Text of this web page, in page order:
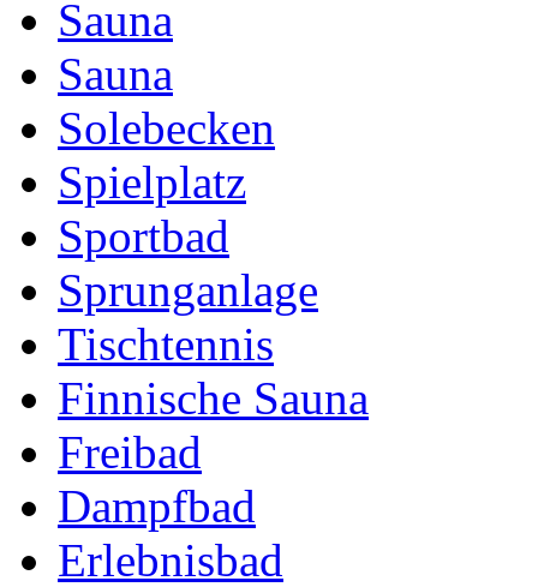
Sauna
Sauna
Solebecken
Spielplatz
Sportbad
Sprunganlage
Tischtennis
Finnische Sauna
Freibad
Dampfbad
Erlebnisbad